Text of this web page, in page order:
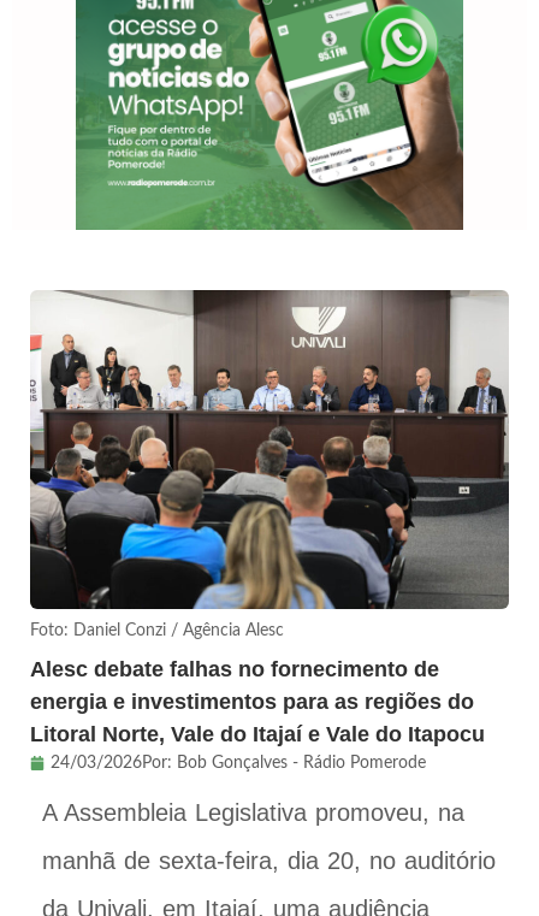
Foto: Daniel Conzi / Agência Alesc
Alesc debate falhas no fornecimento de
energia e investimentos para as regiões do
Litoral Norte, Vale do Itajaí e Vale do Itapocu
24/03/2026Por: Bob Gonçalves - Rádio Pomerode
A Assembleia Legislativa promoveu, na
manhã de sexta-feira, dia 20, no auditório
da Univali, em Itajaí, uma audiência